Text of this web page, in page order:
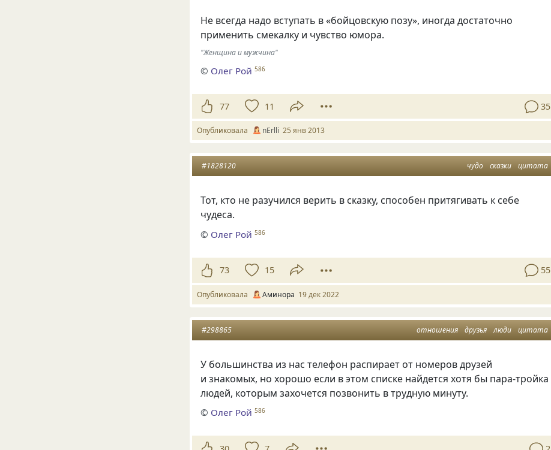
Не всегда надо вступать в «бойцовскую позу», иногда достаточно
применить смекалку и чувство юмора.
"Женщина и мужчина"
© Олег Рой 586
77 11 35
Опубликовала nErlli 25 янв 2013
чудо сказки цитата
#1828120
Тот, кто не разучился верить в сказку, способен притягивать к себе
чудеса.
© Олег Рой 586
73 15 55
Опубликовала Аминора 19 дек 2022
отношения друзья люди цитата
#298865
У большинства из нас телефон распирает от номеров друзей
и знакомых, но хорошо если в этом списке найдется хотя бы пара-тройка
людей, которым захочется позвонить в трудную минуту.
© Олег Рой 586